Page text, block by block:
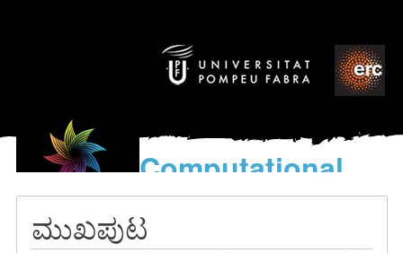
Computational
models
ಮುಖಪುಟ